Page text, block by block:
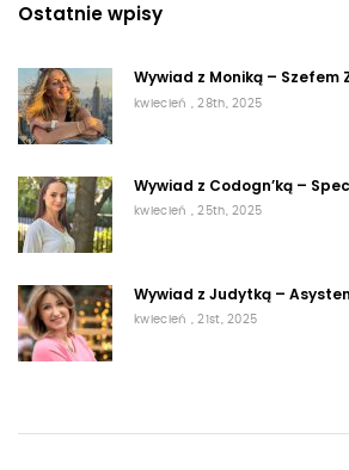
Ostatnie wpisy
Wywiad z Moniką – Szefem
kwiecień , 28th, 2025
Wywiad z Codogn’ką –
kwiecień , 25th, 2025
Wywiad z Judytką –
kwiecień , 21st, 2025